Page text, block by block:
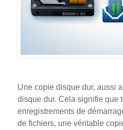
Une copie disque dur, aussi
disque dur. Cela signifie que
enregistrements de
de fichiers, une véritable